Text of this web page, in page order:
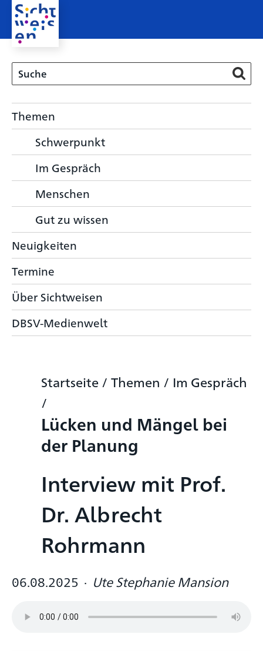
Themen
Schwerpunkt
Im Gespräch
Menschen
Gut zu wissen
Neuigkeiten
Termine
Über Sichtweisen
DBSV-Medienwelt
Startseite / Themen / Im Gespräch
/
Lücken und Mängel bei
der Planung
Interview mit Prof.
Dr. Albrecht
Rohrmann
06.08.2025 · Ute Stephanie Mansion